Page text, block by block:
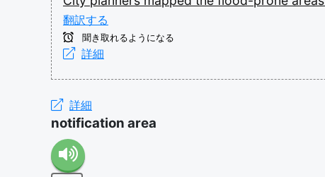
翻訳する
聞き取れるようになる
詳細
詳細
notification area